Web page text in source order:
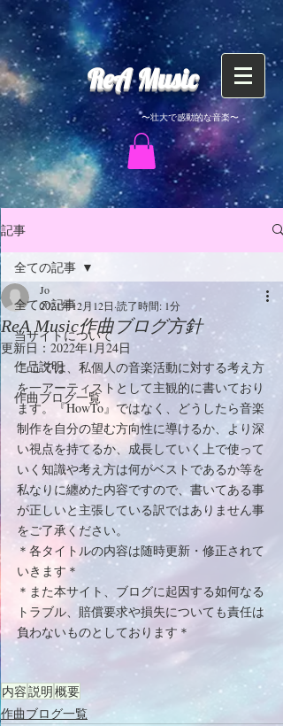
​ReA Music
〜壮大で感動的な音楽〜
記事
全ての記事
当サイトについて
作品説明
作曲ブログ一覧
全ての記事
ReA Music作曲ブログ方針
Jo
2021年12月12日 読了時間: 1分
更新日： 2022年1月24日
ここでは、私個人の音楽活動に対する考え方
を一アーティストとして主観的に書いており
ます。『HowTo』ではなく、どうしたら音楽
制作を自分の望む方向性に導けるか、より深
い視点を持てるか、成長していく上で使って
いく知識や考え方は何がベストであるか等を
私なりに纏めた内容ですので、書いてある事
が正しいと主張している訳ではありません事
をご了承ください。
＊各タイトルの内容は随時更新・修正されて
いきます＊
＊また本サイト、ブログに起因する如何なる
トラブル、賠償要求や損失についても責任は
負わないものとしております＊
内容説明概要
作曲ブログ一覧